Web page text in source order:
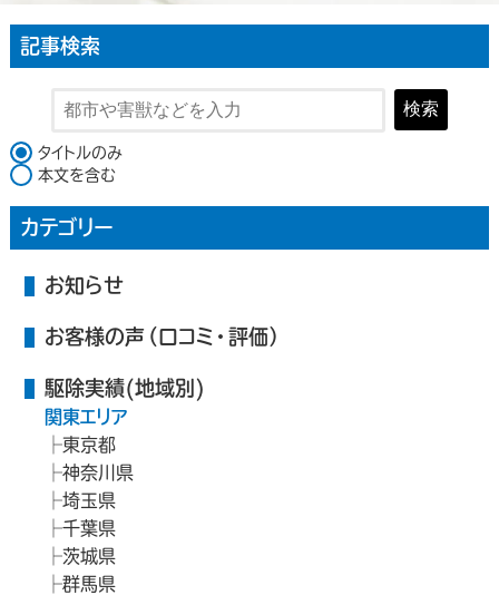
記事検索
検索
検索対象
タイトルのみ
本文を含む
カテゴリー
お知らせ
お客様の声（口コミ・評価）
駆除実績(地域別)
関東エリア
東京都
神奈川県
埼玉県
千葉県
茨城県
群馬県